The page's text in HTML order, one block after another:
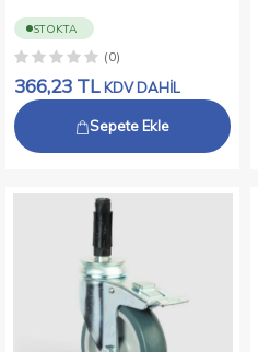
Bağlantılı Bilya Rulmanlı
Kauçuk Kaplı Gri Teker
STOKTA
(0)
366,23 TL KDV DAHİL
Sepete Ekle